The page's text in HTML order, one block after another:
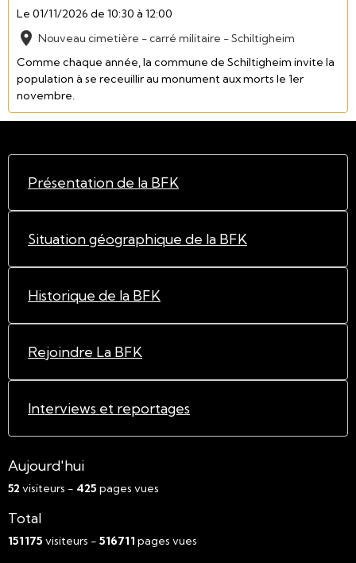
Le 01/11/2026 de 10:30 à 12:00
Nouveau cimetière - carré militaire - Schiltigheim
Comme chaque année, la commune de Schiltigheim invite la
population à se receuillir au monument aux morts le 1er
novembre.
Présentation de la BFK
Situation géographique de la BFK
Historique de la BFK
Rejoindre La BFK
Interviews et reportages
Aujourd'hui
52 visiteurs - 425 pages vues
Total
151175 visiteurs - 516711 pages vues